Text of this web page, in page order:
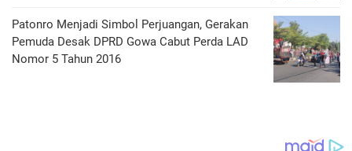
Patonro Menjadi Simbol Perjuangan, Gerakan
Pemuda Desak DPRD Gowa Cabut Perda LAD
Nomor 5 Tahun 2016